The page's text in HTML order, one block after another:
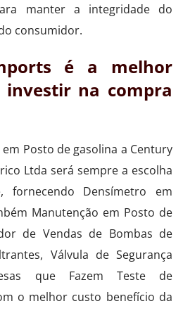
manter a integridade do
consumidor.
é a melhor
investir na compra
Posto de gasolina a Century
Ltda será sempre a escolha
fornecendo Densímetro em
Manutenção em Posto de
de Vendas de Bombas de
Válvula de Segurança
que Fazem Teste de
o melhor custo benefício da